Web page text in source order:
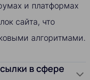
и платформах
сайта, что
алгоритмами.
в сфере